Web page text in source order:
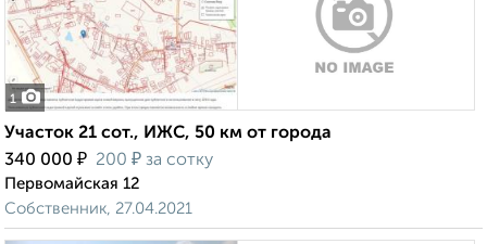
1
Участок 21 сот., ИЖС, 50 км от города
340 000 ₽ 200 ₽ за сотку
Первомайская 12
Собственник, 27.04.2021